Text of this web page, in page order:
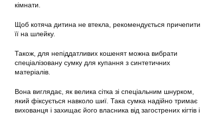
кімнати.
Щоб котяча дитина не втекла, рекомендується причепити
її на шлейку.
Також, для непіддатливих кошенят можна вибрати
спеціалізовану сумку для купання з синтетичних
матеріалів.
Вона виглядає, як велика сітка зі спеціальним шнурком,
який фіксується навколо шиї. Така сумка надійно тримає
вихованця і захищає його власника від загострених кігтів і